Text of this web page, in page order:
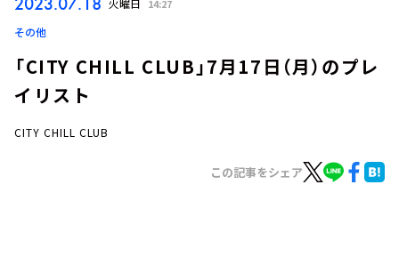
火曜日 14:27
その他
「CITY CHILL CLUB」7月17日（月）のプレ
イリスト
CITY CHILL CLUB
この記事をシェア